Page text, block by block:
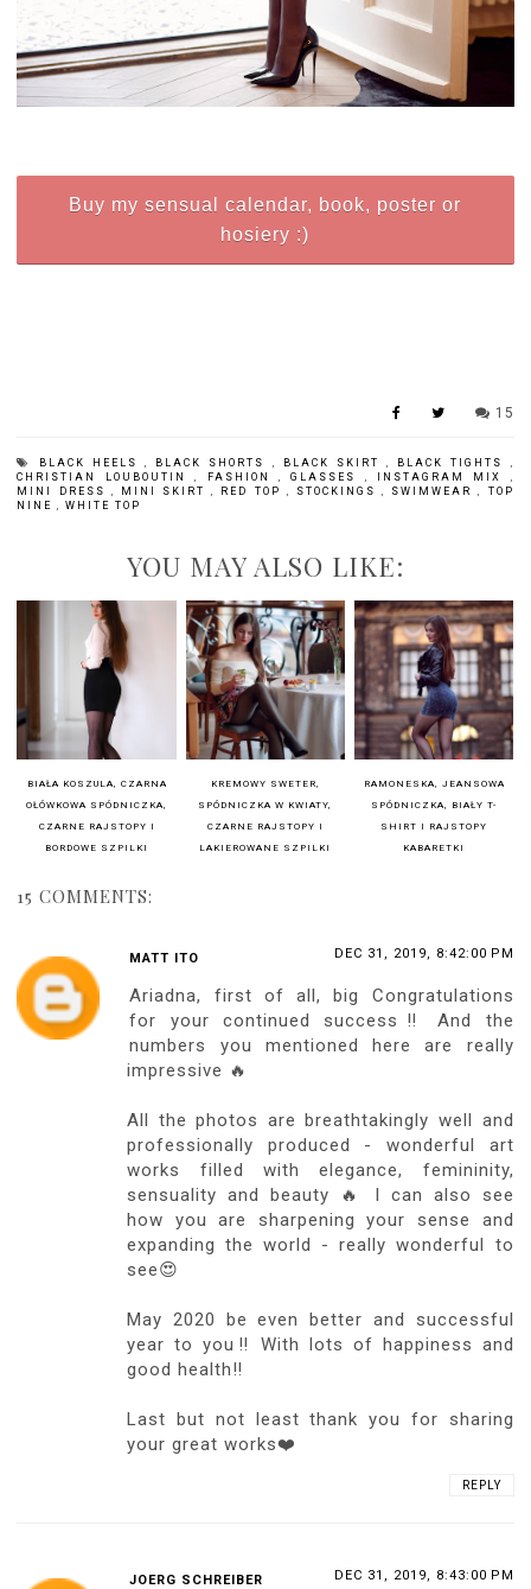
Buy my sensual calendar, book, poster or
hosiery :)
15
BLACK HEELS BLACK SHORTS BLACK SKIRT BLACK TIGHTS
CHRISTIAN LOUBOUTIN
FASHION ,GLASSES INSTAGRAM MIX
MINI DRESS
MINI SKIRT RED TOP STOCKINGS SWIMWEAR
TOP
NINE
,WHITE TOP
YOU MAY ALSO LIKE:
BIAŁA KOSZULA, CZARNA
OŁÓWKOWA SPÓDNICZKA,
CZARNE RAJSTOPY I
BORDOWE SZPILKI
KREMOWY SWETER,
SPÓDNICZKA W KWIATY,
CZARNE RAJSTOPY I
LAKIEROWANE SZPILKI
RAMONESKA, JEANSOWA
SPÓDNICZKA, BIAŁY T-
SHIRT I RAJSTOPY
KABARETKI
15 COMMENTS:
MATT ITO DEC 31, 2019, 8:42:00 PM
Ariadna, first of all, big Congratulations
for your continued success‼️ And the
numbers you mentioned here are really
impressive 🔥
All the photos are breathtakingly well and
professionally produced - wonderful art
works filled with elegance, femininity,
sensuality and beauty 🔥 I can also see
how you are sharpening your sense and
expanding the world - really wonderful to
see😍
May 2020 be even better and successful
year to you‼️ With lots of happiness and
good health‼️
Last but not least thank you for sharing
your great works❤️
REPLY
JOERG SCHREIBER DEC 31, 2019, 8:43:00 PM